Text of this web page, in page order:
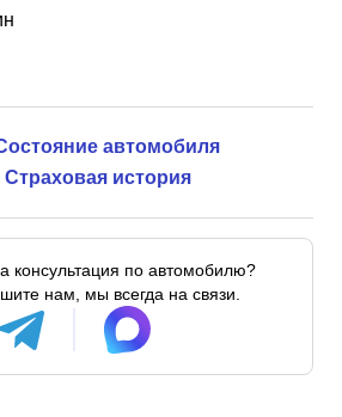
автомобиля
Страховая история
консультация по автомобилю?
нам, мы всегда на связи.